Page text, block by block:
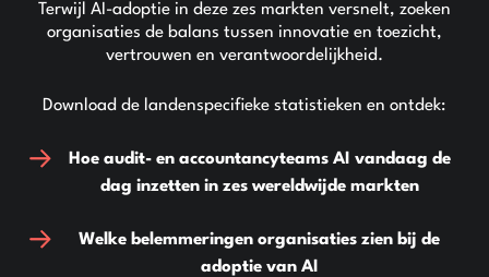
Terwijl AI-adoptie in deze zes markten versnelt, zoeken
organisaties de balans tussen innovatie en toezicht,
vertrouwen en verantwoordelijkheid.
Download de landenspecifieke statistieken en ontdek:
Hoe audit- en accountancyteams AI vandaag de
dag inzetten in zes wereldwijde markten
Welke belemmeringen organisaties zien bij de
adoptie van AI